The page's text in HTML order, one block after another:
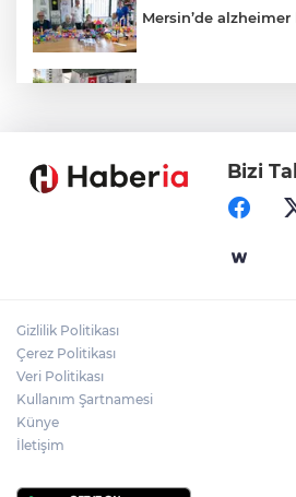
Mersin’de
Ormanya’nın Atlas’ı
Bursa İnegöl'de
Bizi
Gizlilik Politikası
Çerez Politikası
Veri Politikası
Kullanım Şartnamesi
Künye
İletişim